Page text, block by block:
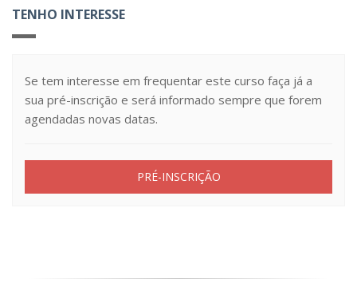
TENHO INTERESSE
Se tem interesse em frequentar este curso faça já a
sua pré-inscrição e será informado sempre que forem
agendadas novas datas.
PRÉ-INSCRIÇÃO